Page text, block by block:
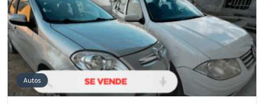
Autos